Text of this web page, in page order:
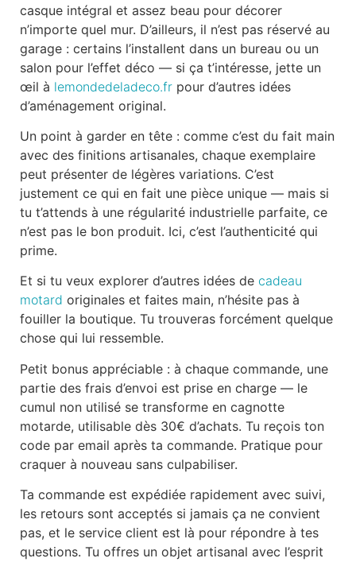
casque intégral et assez beau pour décorer
n’importe quel mur. D’ailleurs, il n’est pas réservé au
garage : certains l’installent dans un bureau ou un
salon pour l’effet déco — si ça t’intéresse, jette un
œil à lemondedeladeco.fr pour d’autres idées
d’aménagement original.
Un point à garder en tête : comme c’est du fait main
avec des finitions artisanales, chaque exemplaire
peut présenter de légères variations. C’est
justement ce qui en fait une pièce unique — mais si
tu t’attends à une régularité industrielle parfaite, ce
n’est pas le bon produit. Ici, c’est l’authenticité qui
prime.
Et si tu veux explorer d’autres idées de cadeau
motard originales et faites main, n’hésite pas à
fouiller la boutique. Tu trouveras forcément quelque
chose qui lui ressemble.
Petit bonus appréciable : à chaque commande, une
partie des frais d’envoi est prise en charge — le
cumul non utilisé se transforme en cagnotte
motarde, utilisable dès 30€ d’achats. Tu reçois ton
code par email après ta commande. Pratique pour
craquer à nouveau sans culpabiliser.
Ta commande est expédiée rapidement avec suivi,
les retours sont acceptés si jamais ça ne convient
pas, et le service client est là pour répondre à tes
questions. Tu offres un objet artisanal avec l’esprit